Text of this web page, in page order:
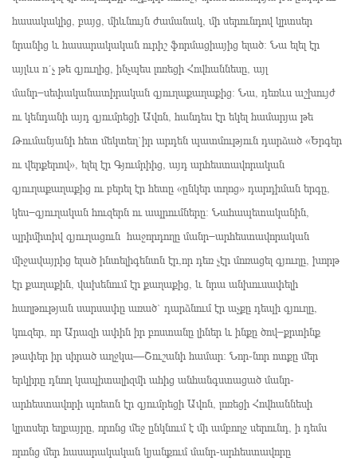
հասակակից, բայց, միևնույն ժամանակ, մի սերունդով կրտսեր
նրանից և հասարակական ուրիշ ֆորմացիայից ելած։ Նա ելել էր
այլևս ո´չ թե գյուղից, ինչպես լոռեցի Հովհաննեսը, այլ
մանր−սեփականատիրական գյուղաքաղաքից։ Նա, դեռևս աշխույժ
ու կենդանի այդ գյումրեցի Ավոն, հանդես էր եկել համարյա թե
Թումանյանի հետ մեկտեղ`իր արդեն պատմություն դարձած «Երգեր
ու վերքերով», ելել էր Գյումրիից, այդ արհեստավորական
գյուղաքաղաքից ու բերել էր հետը «ընկեր տղոց» դարդիման երգը,
կես−գյուղական հուզերն ու ապրումները։ Նահապետականին,
պրիմիտիվ գյուղացուն հաջորդողը մանր−արհեստավորական
միջավայրից ելած ինտելիգենտն էր,որ դեռ չէր մոռացել գյուղը, խորթ
էր քաղաքին, վախենում էր քաղաքից, և նրա անխուսափելի
հաղթության սարսափը առած` դարձնում էր աչքը դեպի գյուղը,
կուզեր, որ Արազի ափին իր բոստանը լիներ և ինքը ծով−քրտինք
թափեր իր սիրած աղջկա—Շուշանի համար։ Նոր-նոր ոտքը մեր
երկիրը դնող կապիտալիզմի ահից անհանգստացած մանր-
արհեստավորի պոետն էր գյումրեցի Ավոն, լոռեցի Հովհաննեսի
կրտսեր եղբայրը, որոնց մեջ ընկնում է մի ամբողջ սերունդ, ի դեմս
որոնց մեր հասարակական կյանքում մանր-արհեստավորը